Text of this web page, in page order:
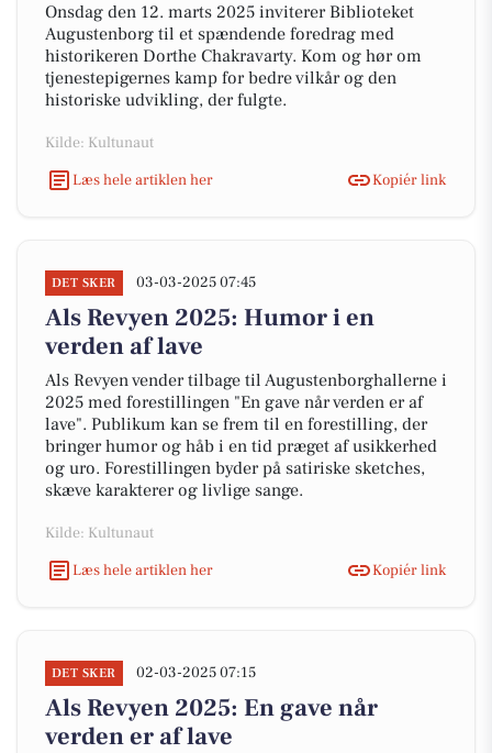
Onsdag den 12. marts 2025 inviterer Biblioteket
Augustenborg til et spændende foredrag med
historikeren Dorthe Chakravarty. Kom og hør om
tjenestepigernes kamp for bedre vilkår og den
historiske udvikling, der fulgte.
Kilde: Kultunaut
Læs hele artiklen her
Kopiér link
DET SKER 03-03-2025 07:45
Als Revyen 2025: Humor i en
verden af lave
Als Revyen vender tilbage til Augustenborghallerne i
2025 med forestillingen "En gave når verden er af
lave". Publikum kan se frem til en forestilling, der
bringer humor og håb i en tid præget af usikkerhed
og uro. Forestillingen byder på satiriske sketches,
skæve karakterer og livlige sange.
Kilde: Kultunaut
Læs hele artiklen her
Kopiér link
DET SKER 02-03-2025 07:15
Als Revyen 2025: En gave når
verden er af lave